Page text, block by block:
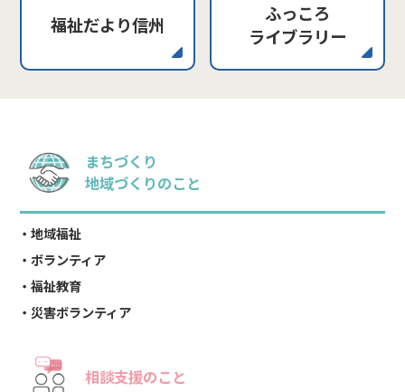
福祉だより信州
ふっころ
ライブラリー
まちづくり
地域づくりのこと
地域福祉
ボランティア
福祉教育
災害ボランティア
相談支援のこと